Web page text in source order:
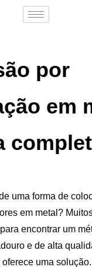
por
em
uma forma de
em metal?
encontrar um
e de alta
uma